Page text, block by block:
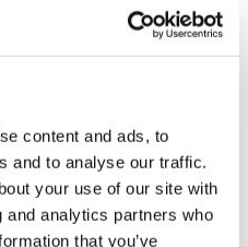
content and ads, to
and to analyse our traffic.
your use of our site with
analytics partners who
that you’ve
在庫：△ |1100ポイント
28 ～